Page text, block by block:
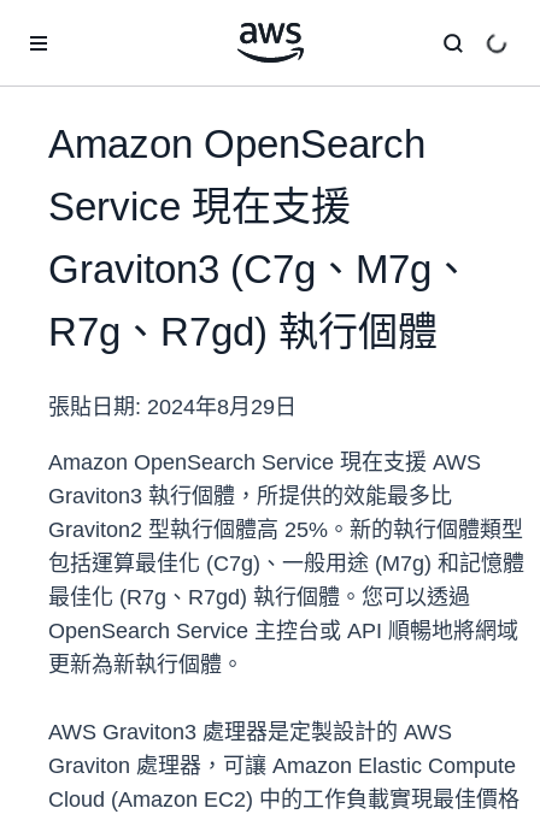
Amazon OpenSearch
Service 現在支援
Graviton3 (C7g、M7g、
R7g、R7gd) 執行個體
張貼日期: 2024年8月29日
Amazon OpenSearch Service 現在支援 AWS
Graviton3 執行個體，所提供的效能最多比
Graviton2 型執行個體高 25%。新的執行個體類型
包括運算最佳化 (C7g)、一般用途 (M7g) 和記憶體
最佳化 (R7g、R7gd) 執行個體。您可以透過
OpenSearch Service 主控台或 API 順暢地將網域
更新為新執行個體。
AWS Graviton3 處理器是定製設計的 AWS
Graviton 處理器，可讓 Amazon Elastic Compute
Cloud (Amazon EC2) 中的工作負載實現最佳價格